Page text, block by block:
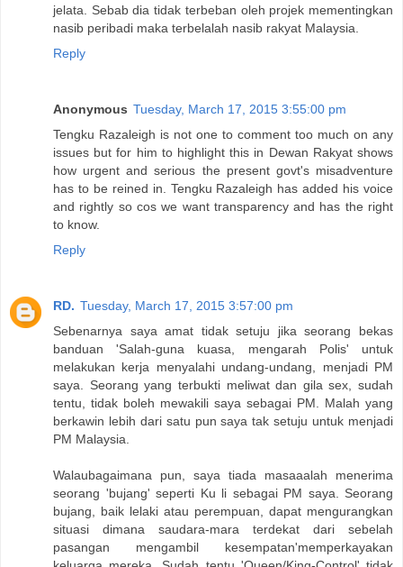
jelata. Sebab dia tidak terbeban oleh projek mementingkan
nasib peribadi maka terbelalah nasib rakyat Malaysia.
Reply
Anonymous Tuesday, March 17, 2015 3:55:00 pm
Tengku Razaleigh is not one to comment too much on any
issues but for him to highlight this in Dewan Rakyat shows
how urgent and serious the present govt's misadventure
has to be reined in. Tengku Razaleigh has added his voice
and rightly so cos we want transparency and has the right
to know.
Reply
RD. Tuesday, March 17, 2015 3:57:00 pm
Sebenarnya saya amat tidak setuju jika seorang bekas
banduan 'Salah-guna kuasa, mengarah Polis' untuk
melakukan kerja menyalahi undang-undang, menjadi PM
saya. Seorang yang terbukti meliwat dan gila sex, sudah
tentu, tidak boleh mewakili saya sebagai PM. Malah yang
berkawin lebih dari satu pun saya tak setuju untuk menjadi
PM Malaysia.
Walaubagaimana pun, saya tiada masaaalah menerima
seorang 'bujang' seperti Ku li sebagai PM saya. Seorang
bujang, baik lelaki atau perempuan, dapat mengurangkan
situasi dimana saudara-mara terdekat dari sebelah
pasangan mengambil kesempatan'memperkayakan